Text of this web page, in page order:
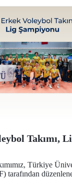
Takımı,
Türkiye
tarafından